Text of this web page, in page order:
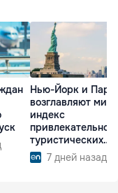
Нью-Йорк и
возглавляют
индекс
туристических
городов
7 дней назад